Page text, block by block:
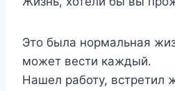
Это была нормальная
может вести каждый.
Нашел работу, встретил